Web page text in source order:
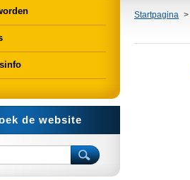
Startpagina >
de website